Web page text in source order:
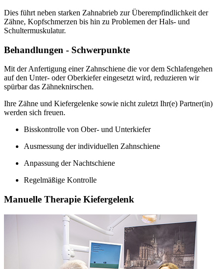
Dies führt neben starken Zahnabrieb zur Überempfindlichkeit der
Zähne, Kopfschmerzen bis hin zu Problemen der Hals- und
Schultermuskulatur.
Behandlungen - Schwerpunkte
Mit der Anfertigung einer Zahnschiene die vor dem Schlafengehen
auf den Unter- oder Oberkiefer eingesetzt wird, reduzieren wir
spürbar das Zähneknirschen.
Ihre Zähne und Kiefergelenke sowie nicht zuletzt Ihr(e) Partner(in)
werden sich freuen.
Bisskontrolle von Ober- und Unterkiefer
Ausmessung der individuellen Zahnschiene
Anpassung der Nachtschiene
Regelmäßige Kontrolle
Manuelle Therapie Kiefergelenk